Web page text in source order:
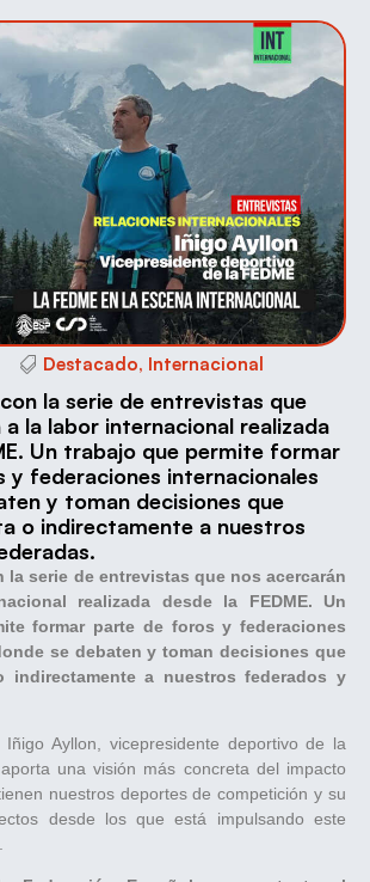
Destacado, Internacional
la serie de entrevistas que
a la labor internacional realizada
Un trabajo que permite formar
y federaciones internacionales
y toman decisiones que
o indirectamente a nuestros
la serie de entrevistas que nos acercarán
realizada desde la FEDME. Un
formar parte de foros y federaciones
se debaten y toman decisiones que
indirectamente a nuestros federados y
Iñigo Ayllon, vicepresidente deportivo de la
una visión más concreta del impacto
nuestros deportes de competición y su
desde los que está impulsando este